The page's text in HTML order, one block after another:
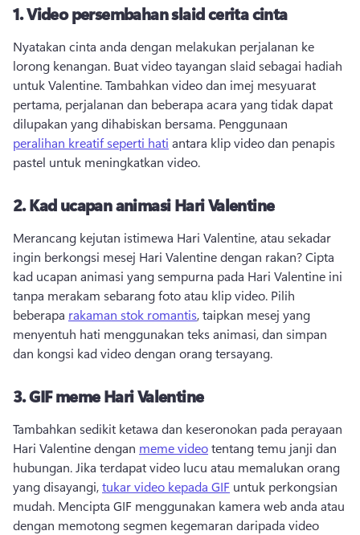
1.Video persembahan slaid cerita cinta
Nyatakan cinta anda dengan melakukan perjalanan ke
lorong kenangan. Buat video tayangan slaid sebagai hadiah
untuk Valentine. Tambahkan video dan imej mesyuarat
pertama, perjalanan dan beberapa acara yang tidak dapat
dilupakan yang dihabiskan bersama. Penggunaan
peralihan kreatif seperti hati antara klip video dan penapis
pastel untuk meningkatkan video.
2.Kad ucapan animasi Hari Valentine
Merancang kejutan istimewa Hari Valentine, atau sekadar
ingin berkongsi mesej Hari Valentine dengan rakan? Cipta
kad ucapan animasi yang sempurna pada Hari Valentine ini
tanpa merakam sebarang foto atau klip video. Pilih
beberapa rakaman stok romantis, taipkan mesej yang
menyentuh hati menggunakan teks animasi, dan simpan
dan kongsi kad video dengan orang tersayang.
3.GIF meme Hari Valentine
Tambahkan sedikit ketawa dan keseronokan pada perayaan
Hari Valentine dengan meme video tentang temu janji dan
hubungan. Jika terdapat video lucu atau memalukan orang
yang disayangi, tukar video kepada GIF untuk perkongsian
mudah. Mencipta GIF menggunakan kamera web anda atau
dengan memotong segmen kegemaran daripada video